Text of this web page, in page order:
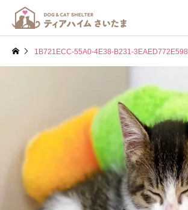
1B721ECC-55A0-4E38-B231-3EAED772E598